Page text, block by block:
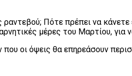
Πότε πρέπει να
μέρες του Μαρτίου,
οι όψεις θα επηρεάσουν